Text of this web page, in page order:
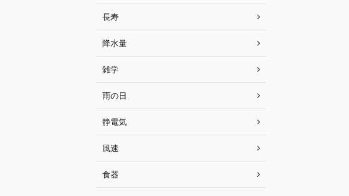
長寿
降水量
雑学
雨の日
静電気
風速
食器